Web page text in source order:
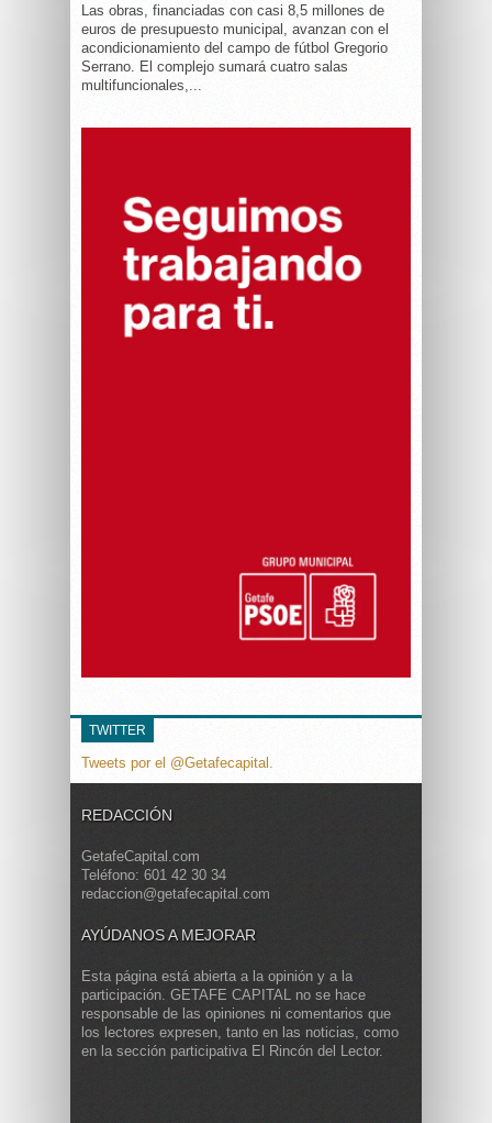
Las obras, financiadas con casi 8,5 millones de
euros de presupuesto municipal, avanzan con el
acondicionamiento del campo de fútbol Gregorio
Serrano. El complejo sumará cuatro salas
multifuncionales,...
TWITTER
Tweets por el @Getafecapital.
REDACCIÓN
GetafeCapital.com
Teléfono: 601 42 30 34
redaccion@getafecapital.com
AYÚDANOS A MEJORAR
Esta página está abierta a la opinión y a la
participación. GETAFE CAPITAL no se hace
responsable de las opiniones ni comentarios que
los lectores expresen, tanto en las noticias, como
en la sección participativa El Rincón del Lector.